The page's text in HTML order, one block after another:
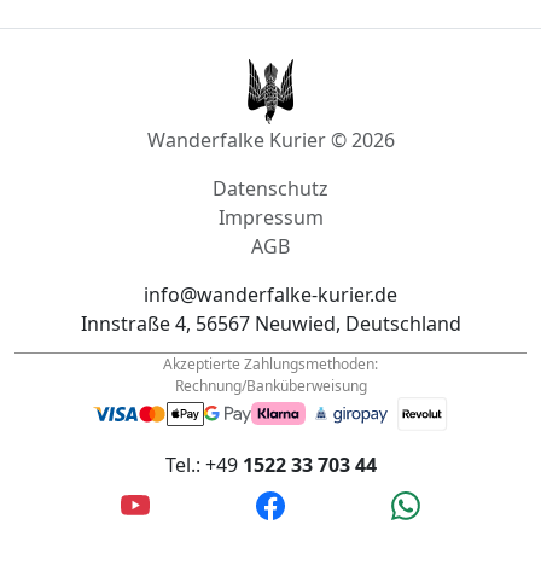
Wanderfalke Kurier © 2026
Datenschutz
Impressum
AGB
info@wanderfalke-kurier.de
Innstraße 4, 56567 Neuwied, Deutschland
Akzeptierte Zahlungsmethoden:
Rechnung/Banküberweisung
Tel.: +49 1522 33 703 44